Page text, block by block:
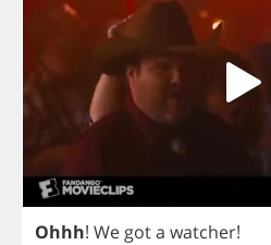
Ohhh! We gota watcher!